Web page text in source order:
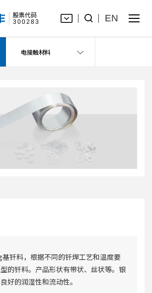
股票代码
300283 EN
电接触材料
钎料，根据不同的钎焊工艺和温度要
的钎料。产品形状有带状、丝状等。银
好的润湿性和流动性。